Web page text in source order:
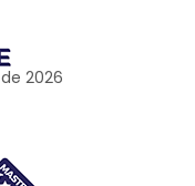
de 2026